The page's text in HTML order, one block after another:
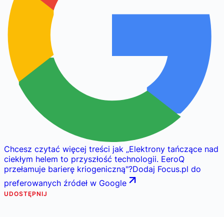
Chcesz czytać więcej treści jak „Elektrony tańczące nad
ciekłym helem to przyszłość technologii. EeroQ
przełamuje barierę kriogeniczną"?Dodaj Focus.pl do
preferowanych źródeł w Google
UDOSTĘPNIJ